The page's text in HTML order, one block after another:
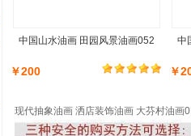
中国山水油画 田园风景油画052
￥200
中
￥
现代抽象油画 洒店装饰油画 大芬村油画